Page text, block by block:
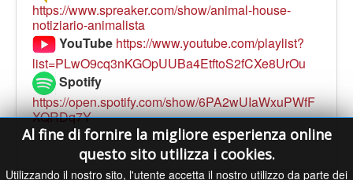
https://www.spreaker.com/show/animal-house-
notiziario-animalista
YouTube https://www.youtube.com/playlist?
list=PLwO9cq3nKGOpUUBa4EtftoS2fCXe8UrOu
Spotify
https://open.spotify.com/show/6PA2wUIaWxuPWfF
XQRDq7Y
Al fine di fornire la migliore esperienza online
questo sito utilizza i cookies.
Utilizzando il nostro sito, l'utente accetta il nostro utilizzo da parte dei